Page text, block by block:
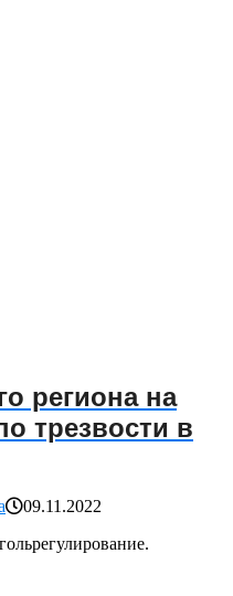
региона на
трезвости в
09.11.2022